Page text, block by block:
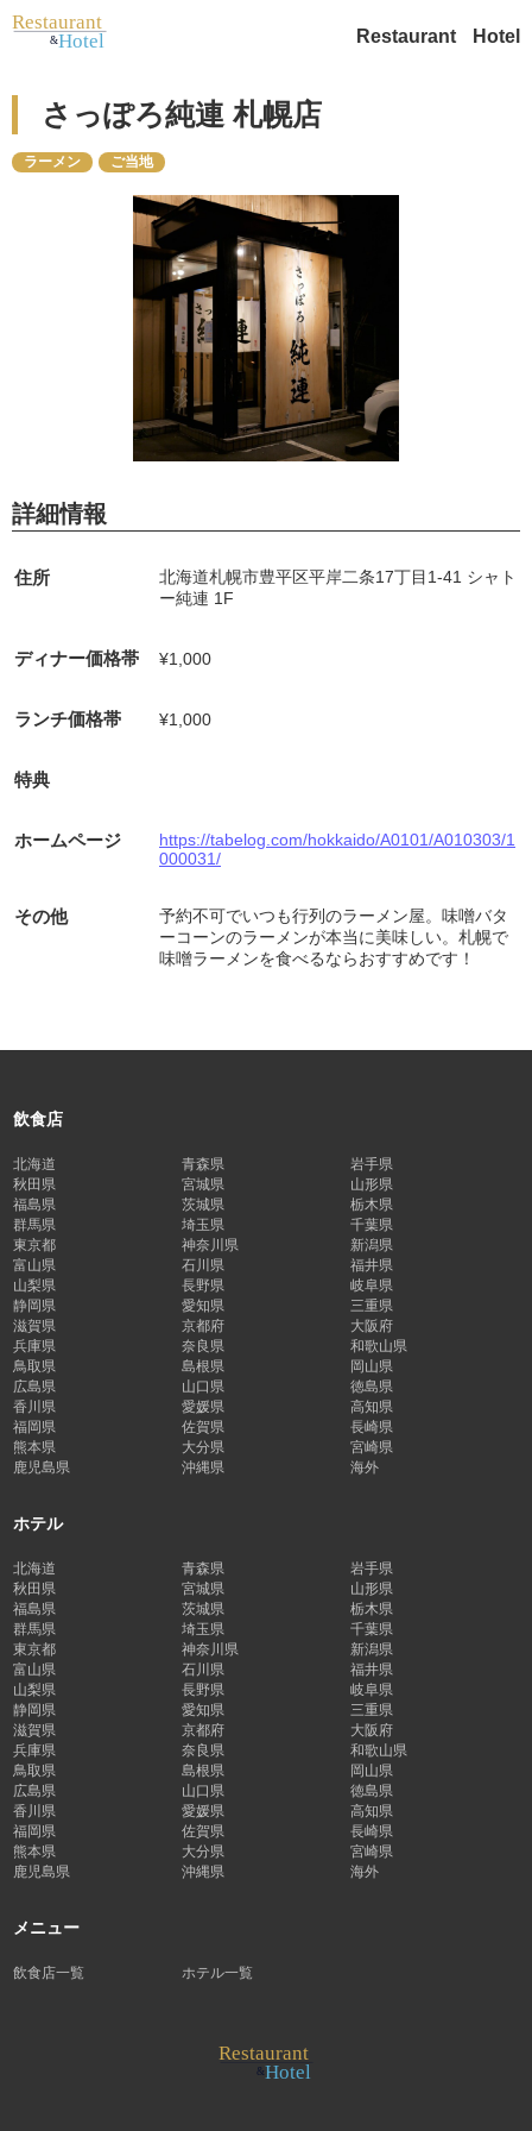
Restaurant Hotel
さっぽろ純連 札幌店
ラーメン ご当地
詳細情報
住所
北海道札幌市豊平区平岸二条17丁目1-41 シャト
ー純連 1F
ディナー価格帯 ¥1,000
ランチ価格帯 ¥1,000
特典
ホームページ
https://tabelog.com/hokkaido/A0101/A010303/1
000031/
その他
予約不可でいつも行列のラーメン屋。味噌バタ
ーコーンのラーメンが本当に美味しい。札幌で
味噌ラーメンを食べるならおすすめです！
飲食店
北海道 青森県
岩手県
秋田県
宮城県
山形県
福島県
茨城県
栃木県
群馬県
埼玉県
千葉県
東京都
神奈川県
新潟県
富山県
石川県
福井県
山梨県
長野県
岐阜県
静岡県
愛知県
三重県
滋賀県
京都府
大阪府
兵庫県
奈良県
和歌山県
鳥取県
島根県
岡山県
広島県
山口県
徳島県
香川県
愛媛県
高知県
福岡県
佐賀県
長崎県
熊本県
大分県
宮崎県
鹿児島県
沖縄県 海外
ホテル
北海道 青森県
岩手県
秋田県
宮城県
山形県
福島県
茨城県
栃木県
群馬県
埼玉県
千葉県
東京都
神奈川県
新潟県
富山県
石川県
福井県
山梨県
長野県
岐阜県
静岡県
愛知県
三重県
滋賀県
京都府
大阪府
兵庫県
奈良県
和歌山県
鳥取県
島根県
岡山県
広島県
山口県
徳島県
香川県
愛媛県
高知県
福岡県
佐賀県
長崎県
熊本県
大分県
宮崎県
鹿児島県
沖縄県 海外
メニュー
飲食店一覧 ホテル一覧